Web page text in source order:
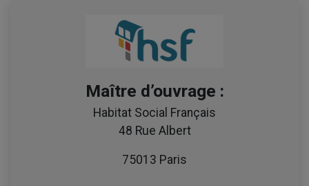
Maître d’ouvrage :
Habitat Social Français
48 Rue Albert
75013 Paris